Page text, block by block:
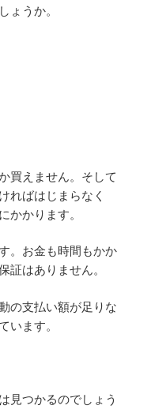
ょうか。
買えません。そして
ればはじまらなく
かかります。
。お金も時間もかか
証はありません。
の支払い額が足りな
います。
見つかるのでしょう